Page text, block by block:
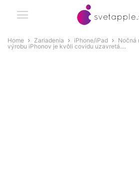
Home Zariadenia iPhone/iPad
Nočná
výrobu iPhonov je kvôli covidu uzavretá....